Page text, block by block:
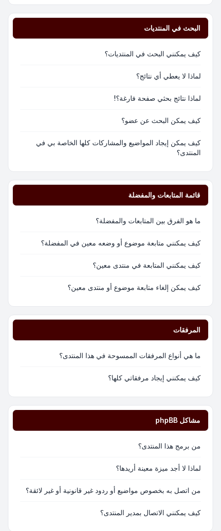
البحث في المنتديات
كيف يمكنني البحث في المنتديات؟
لماذا لا يعطي أي نتائج؟
لماذا نتائج بحثي صفحة فارغة؟!
كيف يمكن البحث عن عضو؟
كيف يمكن إيجاد المواضيع والمشاركات كلها الخاصة بي في
المنتدى؟
قائمة المتابعات والمفضلة
ما هو الفرق بين المتابعات والمفضلة؟
كيف يمكنني متابعة موضوع أو وضعه معين في المفضلة؟
كيف يمكنني المتابعة في منتدى معين؟
كيف يمكن إلغاء متابعة موضوع أو منتدى معين؟
المرفقات
ما هي أنواع المرفقات الممسوحة في هذا المنتدى؟
كيف يمكنني إيجاد مرفقاتي كلها؟
مشاكل phpBB
من برمج هذا المنتدى؟
لماذا لا أجد ميزة معينة أريدها؟
من اتصل به بخصوص مواضيع أو ردود غير قانونية أو غير لائقة؟
كيف يمكنني الاتصال بمدير المنتدى؟